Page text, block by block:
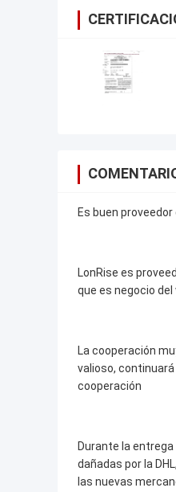
Es buen
LonRise es
que es negocio del
La cooperación
valioso,
cooperación
Durante la
dañadas por la
las nuevas